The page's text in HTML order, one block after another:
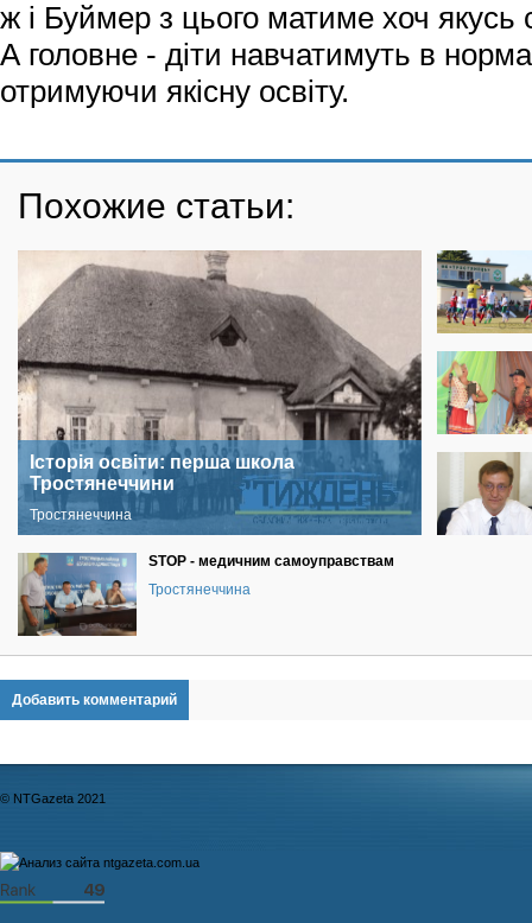
ж і Буймер з цього матиме хоч якусь
А головне - діти навчатимуть в
отримуючи якісну освіту.
Похожие статьи:
Історія освіти: перша школа
Тростянеччини
Тростянеччина
STOP - медичним самоуправствам
Тростянеччина
Добавить комментарий
© NTGazeta 2021